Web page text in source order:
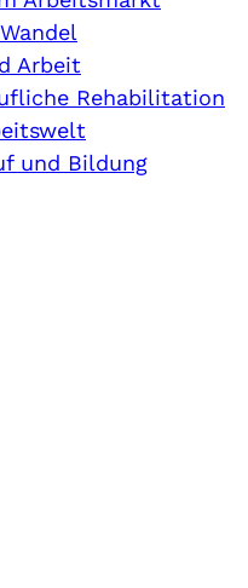
Arbeit
Rehabilitation
und Bildung